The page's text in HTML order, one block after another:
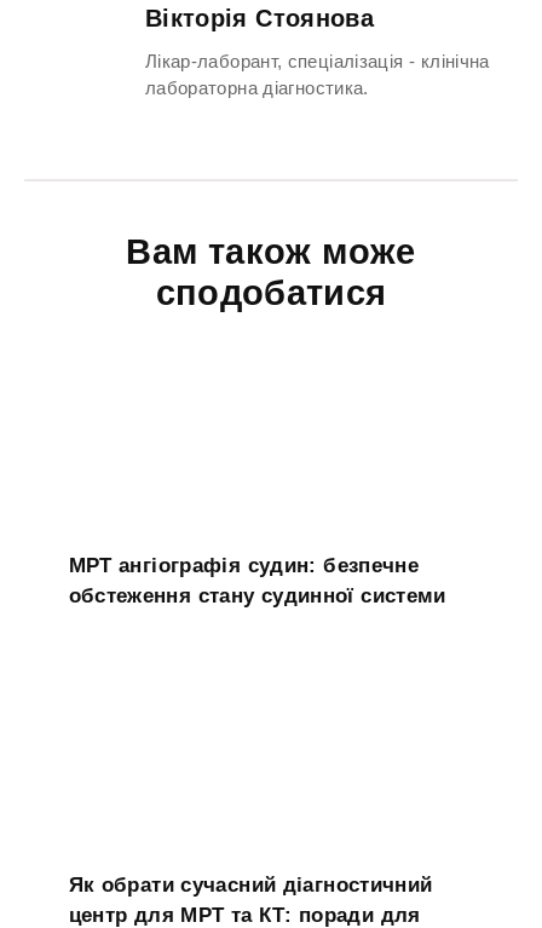
Вікторія Стоянова
Лікар-лаборант, спеціалізація - клінічна
лабораторна діагностика.
Вам також може
сподобатися
МРТ ангіографія судин: безпечне
обстеження стану судинної системи
Як обрати сучасний діагностичний
центр для МРТ та КТ: поради для